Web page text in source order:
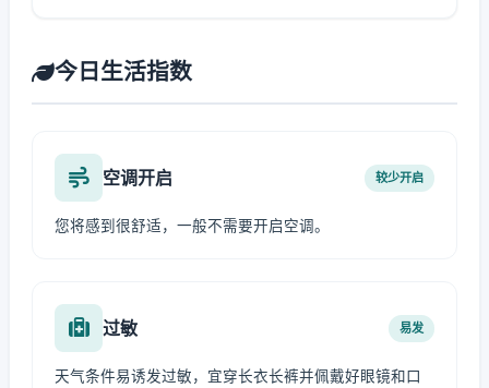
今日生活指数
空调开启 较少开启
您将感到很舒适，一般不需要开启空调。
过敏 易发
天气条件易诱发过敏，宜穿长衣长裤并佩戴好眼镜和口